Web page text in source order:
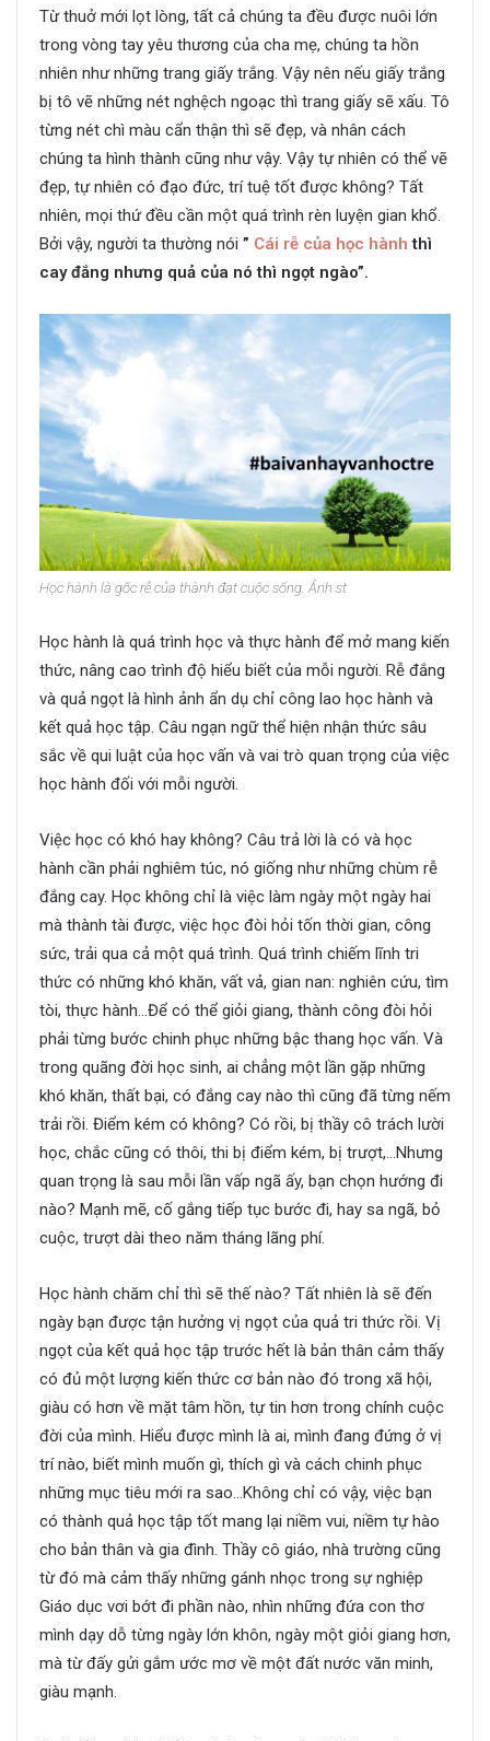
Từ thuở mới lọt lòng, tất cả chúng ta đều được nuôi lớn
trong vòng tay yêu thương của cha mẹ, chúng ta hồn
nhiên như những trang giấy trắng. Vậy nên nếu giấy trắng
bị tô vẽ những nét nghệch ngoạc thì trang giấy sẽ xấu. Tô
từng nét chì màu cẩn thận thì sẽ đẹp, và nhân cách
chúng ta hình thành cũng như vậy. Vậy tự nhiên có thể vẽ
đẹp, tự nhiên có đạo đức, trí tuệ tốt được không? Tất
nhiên, mọi thứ đều cần một quá trình rèn luyện gian khổ.
Bởi vậy, người ta thường nói ” Cái rễ của học hành thì
cay đắng nhưng quả của nó thì ngọt ngào”.
Học hành là gốc rễ của thành đạt cuộc sống. Ảnh st
Học hành là quá trình học và thực hành để mở mang kiến
thức, nâng cao trình độ hiểu biết của mỗi người. Rễ đắng
và quả ngọt là hình ảnh ẩn dụ chỉ công lao học hành và
kết quả học tập. Câu ngạn ngữ thể hiện nhận thức sâu
sắc về qui luật của học vấn và vai trò quan trọng của việc
học hành đối với mỗi người.
Việc học có khó hay không? Câu trả lời là có và học
hành cần phải nghiêm túc, nó giống như những chùm rễ
đắng cay. Học không chỉ là việc làm ngày một ngày hai
mà thành tài được, việc học đòi hỏi tốn thời gian, công
sức, trải qua cả một quá trình. Quá trình chiếm lĩnh tri
thức có những khó khăn, vất vả, gian nan: nghiên cứu, tìm
tòi, thực hành…Để có thể giỏi giang, thành công đòi hỏi
phải từng bước chinh phục những bậc thang học vấn. Và
trong quãng đời học sinh, ai chẳng một lần gặp những
khó khăn, thất bại, có đắng cay nào thì cũng đã từng nếm
trải rồi. Điểm kém có không? Có rồi, bị thầy cô trách lười
học, chắc cũng có thôi, thi bị điểm kém, bị trượt,…Nhưng
quan trọng là sau mỗi lần vấp ngã ấy, bạn chọn hướng đi
nào? Mạnh mẽ, cố gắng tiếp tục bước đi, hay sa ngã, bỏ
cuộc, trượt dài theo năm tháng lãng phí.
Học hành chăm chỉ thì sẽ thế nào? Tất nhiên là sẽ đến
ngày bạn được tận hưởng vị ngọt của quả tri thức rồi. Vị
ngọt của kết quả học tập trước hết là bản thân cảm thấy
có đủ một lượng kiến thức cơ bản nào đó trong xã hội,
giàu có hơn về mặt tâm hồn, tự tin hơn trong chính cuộc
đời của mình. Hiểu được mình là ai, mình đang đứng ở vị
trí nào, biết mình muốn gì, thích gì và cách chinh phục
những mục tiêu mới ra sao…Không chỉ có vậy, việc bạn
có thành quả học tập tốt mang lại niềm vui, niềm tự hào
cho bản thân và gia đình. Thầy cô giáo, nhà trường cũng
từ đó mà cảm thấy những gánh nhọc trong sự nghiệp
Giáo dục vơi bớt đi phần nào, nhìn những đứa con thơ
mình dạy dỗ từng ngày lớn khôn, ngày một giỏi giang hơn,
mà từ đấy gửi gắm ước mơ về một đất nước văn minh,
giàu mạnh.